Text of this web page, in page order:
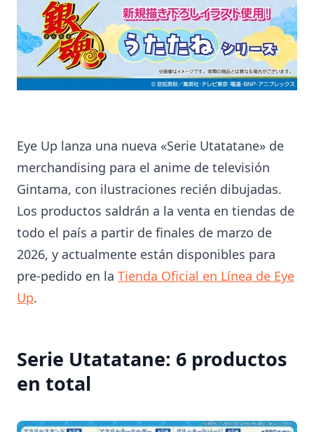
Eye Up lanza una nueva «Serie Utatatane» de
merchandising para el anime de televisión
Gintama, con ilustraciones recién dibujadas.
Los productos saldrán a la venta en tiendas de
todo el país a partir de finales de marzo de
2026, y actualmente están disponibles para
pre-pedido en la Tienda Oficial en Línea de Eye
Up.
Serie Utatatane: 6 productos
en total